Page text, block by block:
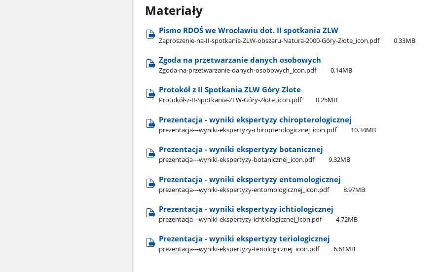
Materiały
Pismo RDOŚ we Wrocławiu dot. II spotkania ZLW
Zaproszenie-na-II-spotkanie-ZLW-obszaru-Natura-2000-Góry-Złote​_icon.pdf 0.33MB
Zgoda na przetwarzanie danych osobowych
Zgoda-na-przetwarzanie-danych-osobowych​_icon.pdf 0.14MB
Protokół z II Spotkania ZLW Góry Złote
Protokół-z-II-Spotkania-ZLW-Góry-Złote​_icon.pdf 0.25MB
Prezentacja - wyniki ekspertyzy chiropterologicznej
prezentacja---wyniki-ekspertyzy-chiropterologicznej​_icon.pdf 10.34MB
Prezentacja - wyniki ekspertyzy botanicznej
prezentacja---wyniki-ekspertyzy-botanicznej​_icon.pdf 9.32MB
Prezentacja - wyniki ekspertyzy entomologicznej
prezentacja---wyniki-ekspertyzy-entomologicznej​_icon.pdf 8.97MB
Prezentacja - wyniki ekspertyzy ichtiologicznej
prezentacja---wyniki-ekspertyzy-ichtiologicznej​_icon.pdf 4.72MB
Prezentacja - wyniki ekspertyzy teriologicznej
prezentacja---wyniki-ekspertyzy-teriologicznej​_icon.pdf 6.61MB